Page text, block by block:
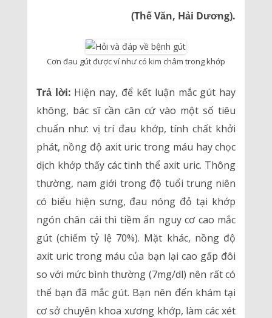
(Thế Văn, Hải Dương).
Cơn đau gút được ví như có kim châm trong khớp
Trả lời: Hiện nay, để kết luận mắc gút hay
không, bác sĩ cần căn cứ vào một số tiêu
chuẩn như: vị trí đau khớp, tính chất khởi
phát, nồng độ axit uric trong máu hay chọc
dịch khớp thấy các tinh thể axit uric. Thông
thường, nam giới trong độ tuổi trung niên
có biểu hiện sưng, đau nóng đỏ tại khớp
ngón chân cái thì tiềm ẩn nguy cơ cao mắc
gút (chiếm tỷ lệ 70%). Mặt khác, nồng độ
axit uric trong máu của bạn lại cao gấp đôi
so với mức bình thường (7mg/dl) nên rất có
thể bạn đã mắc gút. Bạn nên đến khám tại
cơ sở chuyên khoa xương khớp, làm các xét